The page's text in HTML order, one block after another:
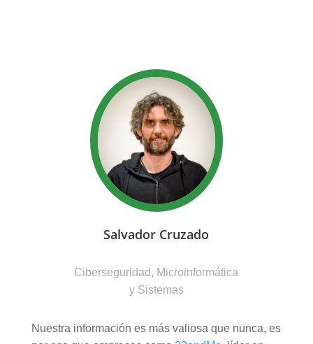
Salvador Cruzado
Ciberseguridad, Microinformática
y Sistemas
Nuestra información es más valiosa que nunca, es